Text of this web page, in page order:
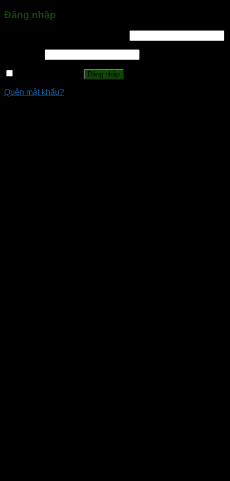
Đăng nhập
Đăng nhập
Quên mật khẩu?